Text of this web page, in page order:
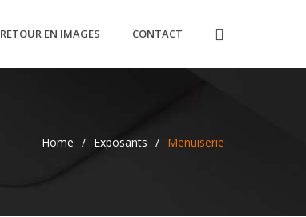
RETOUR EN IMAGES CONTACT
Home / Exposants / Menuiserie